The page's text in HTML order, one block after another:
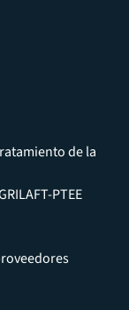
de la
PTEE